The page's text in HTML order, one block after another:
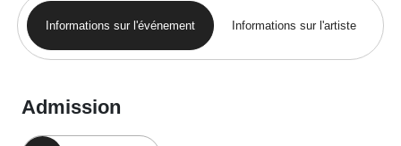
Informations sur l'événement Informations sur l'artiste
Admission